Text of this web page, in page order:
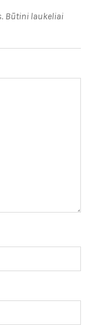
Būtini laukeliai